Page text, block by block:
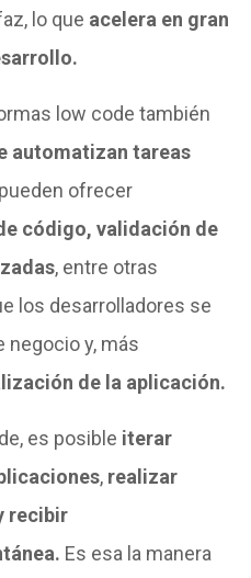
lo que acelera en gran
low code también
automatizan tareas
ofrecer
código, validación de
, entre otras
los desarrolladores se
negocio y, más
de la aplicación.
es posible iterar
, realizar
recibir
Es esa la manera